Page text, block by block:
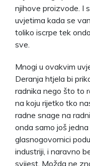
njihove proizvode. I
uvjetima kada se
toliko iscrpe tek
sve.
Mnogi u ovakvim
Deranja htjela bi
radnika nego što to
na koju rijetko tko
radne snage na
onda samo još
glasnogovornici
industriji, i naravno
svijest. Možda ne